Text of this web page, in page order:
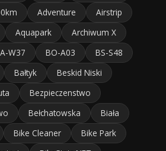
Adventure
Airstrip
Aquapark
Archiwum X
W37 BO-A03
BS-S48
Bałtyk
Beskid Niski
Bezpieczenstwo
Bełchatowska
Biała
Bike Cleaner
Bike Park